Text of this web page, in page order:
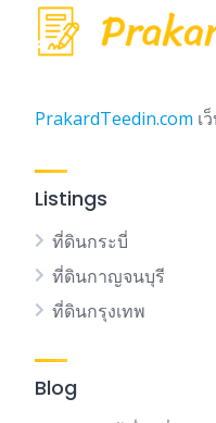
PrakardTeedin.com เ
Listings
ที่ดินกระบี่
ที่ดินกาญจนบุรี
ที่ดินกรุงเทพ
Blog